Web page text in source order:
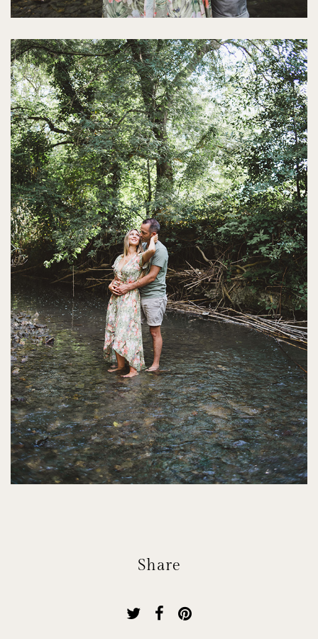
Share